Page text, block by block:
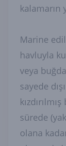
kalamarın
Marine
havluyla
veya
sayede
sürede
olana